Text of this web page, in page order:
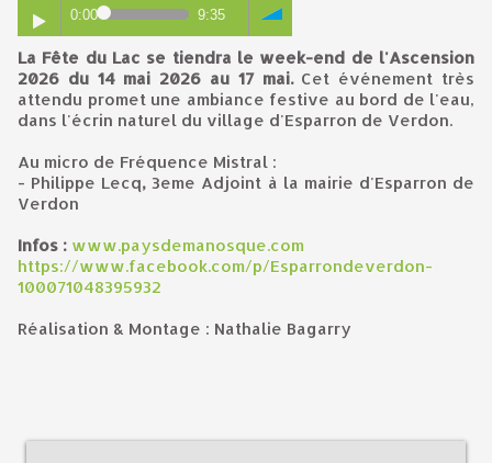
0:00 9:35
La Fête du Lac se tiendra le week-end de l'Ascension
2026 du 14 mai 2026 au 17 mai. Cet événement très
attendu promet une ambiance festive au bord de l'eau,
dans l'écrin naturel du village d'Esparron de Verdon.
Au micro de Fréquence Mistral :
- Philippe Lecq, 3eme Adjoint à la mairie d'Esparron de
Verdon
Infos : www.paysdemanosque.com
https://www.facebook.com/p/Esparrondeverdon-
100071048395932
Réalisation & Montage : Nathalie Bagarry